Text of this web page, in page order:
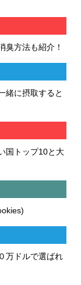
臭方法も紹介！
緒に摂取すると
国トップ10と大
万ドルで選ばれ